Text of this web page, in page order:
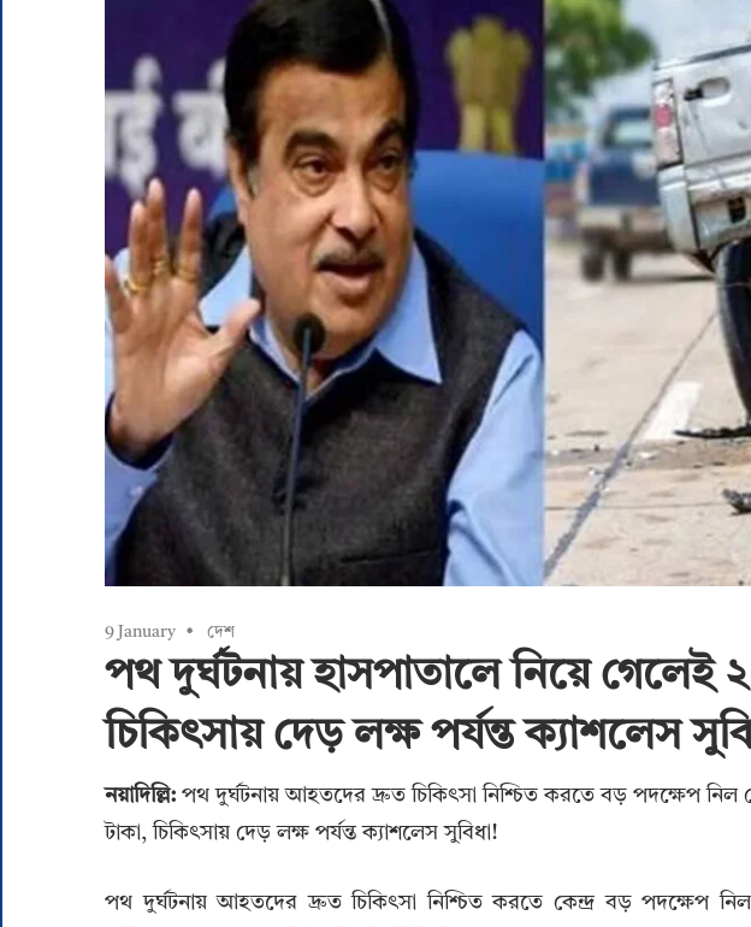
9 January দেশ
পথ দুর্ঘটনায় হাসপাতালে নিয়ে গেলেই
চিকিৎসায় দেড় লক্ষ পর্যন্ত ক্যাশলেস
নয়াদিল্লি: পথ দুর্ঘটনায় আহতদের দ্রুত চিকিৎসা নিশ্চিত করতে বড় পদক্ষেপ নিল
টাকা, চিকিৎসায় দেড় লক্ষ পর্যন্ত ক্যাশলেস সুবিধা!
পথ দুর্ঘটনায় আহতদের দ্রুত চিকিৎসা নিশ্চিত করতে কেন্দ্র বড় পদক্ষেপ